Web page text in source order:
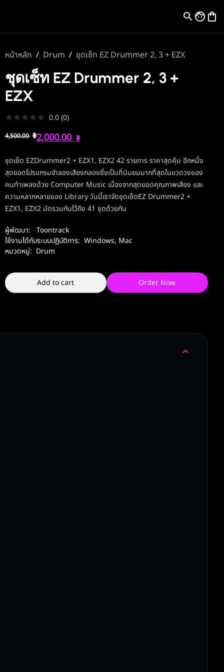
หน้าหลัก / Drum / ชุดเซ็ท EZ Drummer 2, 3 + EZX
ชุดเซ็ท EZ Drummer 2, 3 +
EZX
★★★★★ 0.0 (0)
4,500.00 ฿2,000.00 ฿
ชุดเซ็ต EZDrummer2 + EZX1, EZX2 42 รายการ ราคาสุดคุ้ม อีกหนึ่ง
สุดยอดโปรแกรมจำลองเสียงกลองซึ่งเป็นที่นิมยมมากที่สุดในแวดวงของ
คนทำเพลงด้วย Computer Music เนื่องจากสุดยอดคุณภาพเสียง และ
ความหลากหลายของ Library วันนี้เราจัดชุดเซ็ตEZ Drummer2 +
EZX1, EZX2 มัดรวมกันไว้ถึง 41 ชุดด้วยกัน
ผู้พัฒนา:
Toontrack
ใช้งานได้กับระบบปฏิบัติการ: Windows, Mac
หมวดหมู่: Drum
Add to cart Order Now